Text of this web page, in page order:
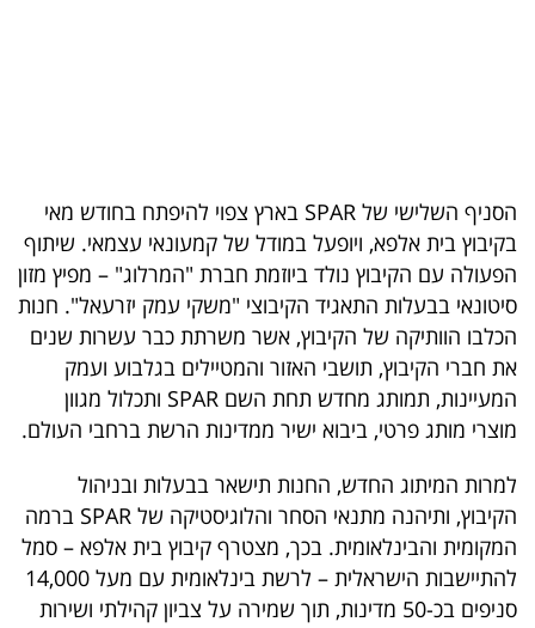
תיירות
TOP-
5
המילון
הכלכלי
פודקאסט
40
UNDER
40
הסניף השלישי של SPAR בארץ צפוי להיפתח בחודש מאי
בקיבוץ בית אלפא, ויופעל במודל של קמעונאי עצמאי. שיתוף
הפעולה עם הקיבוץ נולד ביוזמת חברת "המרלוג" – מפיץ מזון
סיטונאי בבעלות התאגיד הקיבוצי "משקי עמק יזרעאל". חנות
הכלבו הוותיקה של הקיבוץ, אשר משרתת כבר עשרות שנים
את חברי הקיבוץ, תושבי האזור והמטיילים בגלבוע ועמק
המעיינות, תמותג מחדש תחת השם SPAR ותכלול מגוון
מוצרי מותג פרטי, ביבוא ישיר ממדינות הרשת ברחבי העולם.
למרות המיתוג החדש, החנות תישאר בבעלות ובניהול
הקיבוץ, ותיהנה מתנאי הסחר והלוגיסטיקה של SPAR ברמה
המקומית והבינלאומית. בכך, מצטרף קיבוץ בית אלפא – סמל
להתיישבות הישראלית – לרשת בינלאומית עם מעל 14,000
סניפים בכ-50 מדינות, תוך שמירה על צביון קהילתי ושירות